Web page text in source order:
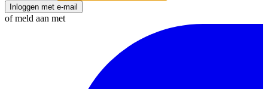
Inloggen met e-mail
of meld aan met